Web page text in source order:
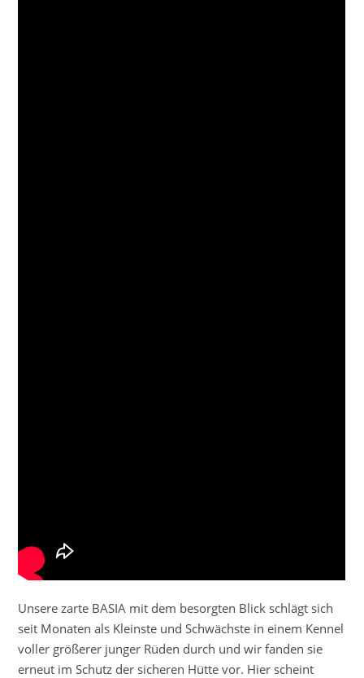
Unsere zarte BASIA mit dem besorgten Blick schlägt sich
seit Monaten als Kleinste und Schwächste in einem Kennel
voller größerer junger Rüden durch und wir fanden sie
erneut im Schutz der sicheren Hütte vor. Hier scheint